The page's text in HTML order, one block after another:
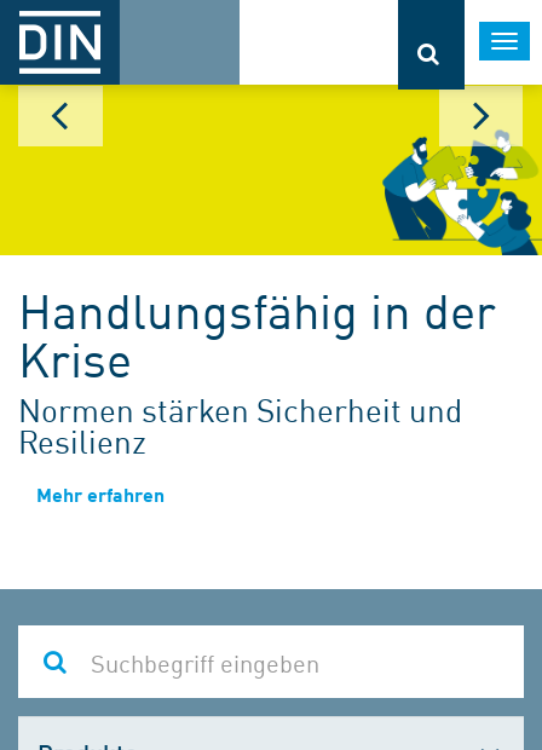
Handlungsfähig in der
Krise
Normen stärken Sicherheit und
Resilienz
Mehr erfahren